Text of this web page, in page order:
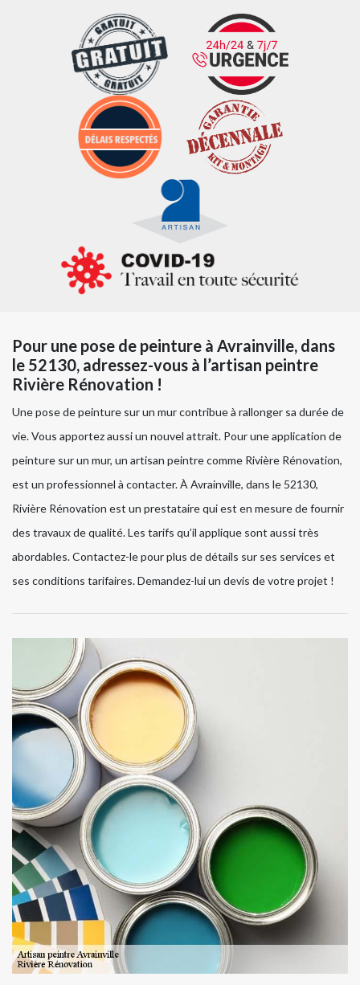
Pour une pose de peinture à Avrainville, dans
le 52130, adressez-vous à l’artisan peintre
Rivière Rénovation !
Une pose de peinture sur un mur contribue à rallonger sa durée de
vie. Vous apportez aussi un nouvel attrait. Pour une application de
peinture sur un mur, un artisan peintre comme Rivière Rénovation,
est un professionnel à contacter. À Avrainville, dans le 52130,
Rivière Rénovation est un prestataire qui est en mesure de fournir
des travaux de qualité. Les tarifs qu’il applique sont aussi très
abordables. Contactez-le pour plus de détails sur ses services et
ses conditions tarifaires. Demandez-lui un devis de votre projet !